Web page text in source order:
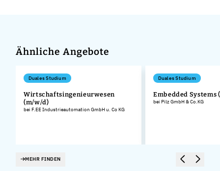
Ähnliche Angebote
Duales Studium
Wirtschaftsingenieurwesen
(m/w/d)
bei F.EE Industrieautomation GmbH u. Co KG
Duales Studium
Embedded Systems
bei Pilz GmbH & Co.KG
MEHR FINDEN